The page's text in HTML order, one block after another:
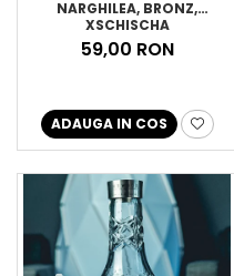
NARGHILEA, BRONZ,
XSCHISCHA
59,00 RON
ADAUGA IN COS